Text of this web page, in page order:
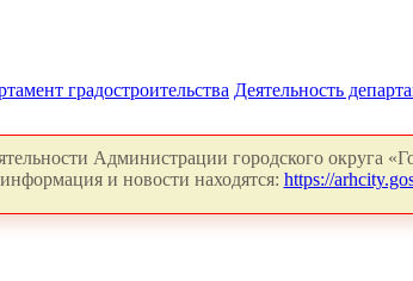
градостроительства Деятельность
Администрации городского округа
и новости находятся: https://